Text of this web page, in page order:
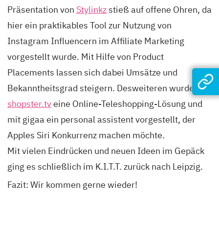
Präsentation von Stylinkzstieß auf offene Ohren, da
hier ein praktikables Tool zur Nutzung von
Instagram Influencern im Affiliate Marketing
vorgestellt wurde. Mit Hilfe von Product
Placements lassen sich dabei Umsätze und
Bekanntheitsgrad steigern. Desweiteren wurde mit
shopster.tveine Online-Teleshopping-Lösung und
mit gigaa ein personal assistent vorgestellt, der
Apples Siri Konkurrenz machen möchte.
Mit vielen Eindrücken und neuen Ideen im Gepäck
ging es schließlich im K.I.T.T. zurück nach Leipzig.
Fazit: Wir kommen gerne wieder!